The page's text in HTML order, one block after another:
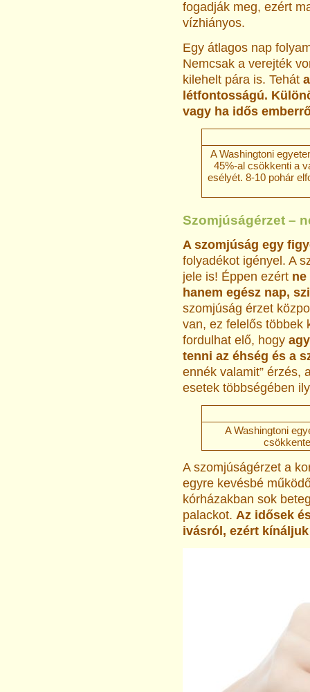
fogadják meg, ezért
vízhiányos.
Egy átlagos nap
Nemcsak a verejték
kilehelt pára is. Tehát
létfontosságú.
vagy ha idős
A Washingtoni
45%-al csökkenti a
esélyét. 8-10 pohár
Szomjúságérzet –
A szomjúság egy
folyadékot igényel. A
jele is! Éppen ezért ne
hanem egész nap,
szomjúság érzet
van, ez felelős többek
fordulhat elő, hogy
tenni az éhség és a
ennék valamit” érzés,
esetek többségében
A Washingtoni
A szomjúságérzet a
egyre kevésbé
kórházakban sok
palackot. Az idősek
ivásról, ezért